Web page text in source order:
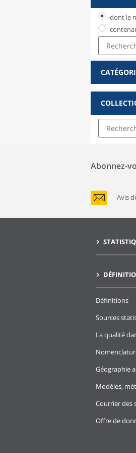
dont le
Abonnez-
Avis
Définitions
Sources
La qualité
Géographie
Modèles,
Courrier des
Offre de